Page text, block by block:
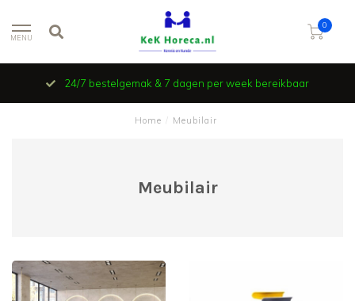
MENU
0
24/7 bestelgemak & 7 dagen per week bereikbaar
Home Meubilair
Meubilair